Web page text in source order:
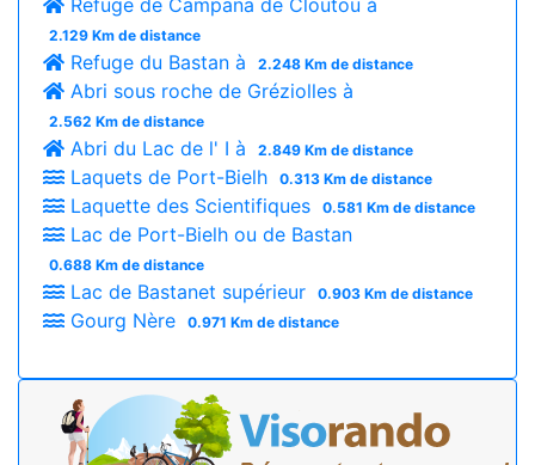
Refuge de Campana de Cloutou à
2.129 Km de distance
Refuge du Bastan à 2.248 Km de distance
Abri sous roche de Gréziolles à
2.562 Km de distance
Abri du Lac de l' I à 2.849 Km de distance
Laquets de Port-Bielh 0.313 Km de distance
Laquette des Scientifiques 0.581 Km de distance
Lac de Port-Bielh ou de Bastan
0.688 Km de distance
Lac de Bastanet supérieur 0.903 Km de distance
Gourg Nère 0.971 Km de distance